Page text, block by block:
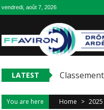
vendredi, août 7, 2026
LATEST
You are here Home > 2025